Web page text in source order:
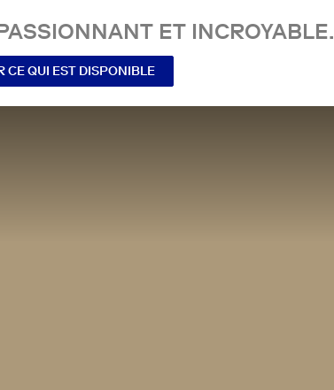
ET INCROYABLE.
CE QUI EST DISPONIBLE